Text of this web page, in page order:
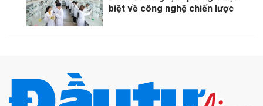
biệt về công nghệ chiến lược